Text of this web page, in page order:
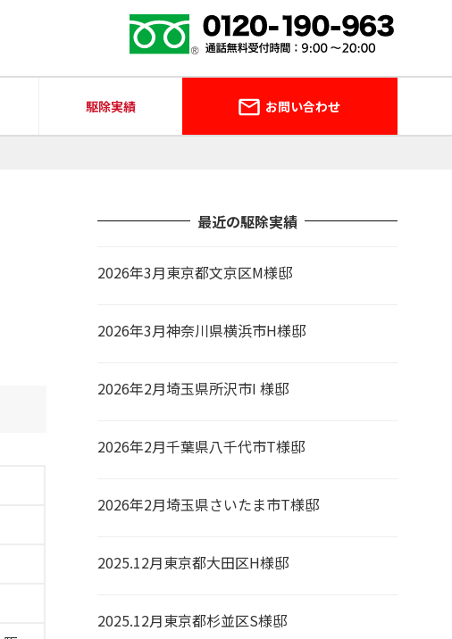
駆除実績 お問い合わせ
最近の駆除実績
2026年3月東京都文京区M様邸
2026年3月神奈川県横浜市H様邸
2026年2月埼玉県所沢市I 様邸
2026年2月千葉県八千代市T様邸
2026年2月埼玉県さいたま市T様邸
2025.12月東京都大田区H様邸
2025.12月東京都杉並区S様邸